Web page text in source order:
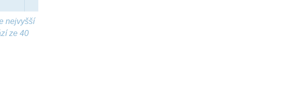
nejvyšší
ze 40